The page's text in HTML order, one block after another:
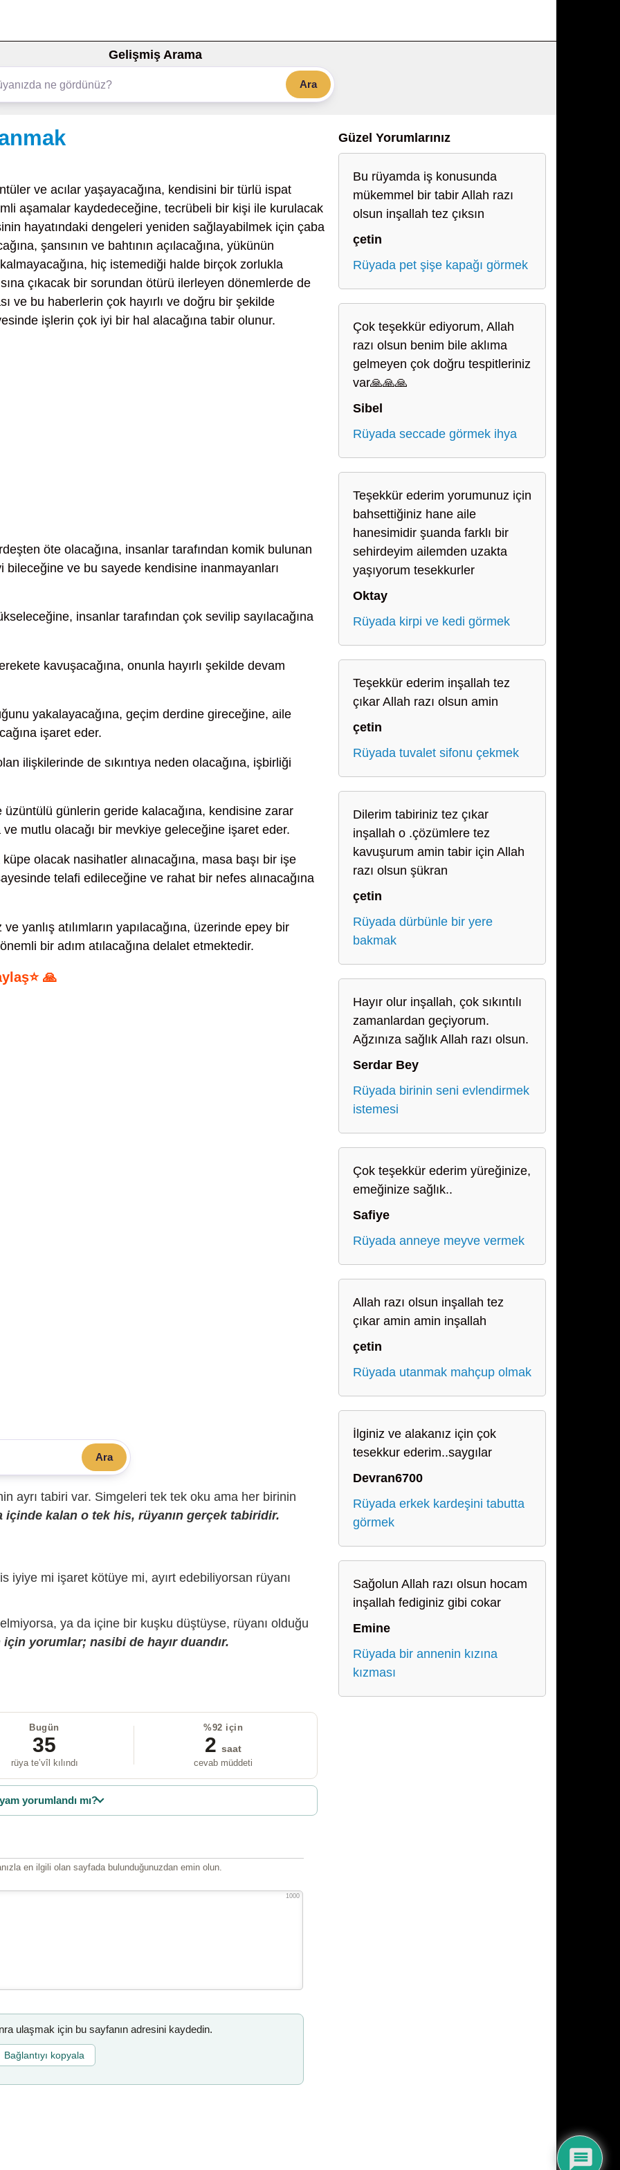
Gelişmiş Arama
Ara
ve acılar yaşayacağına, kendisini bir türlü ispat
aşamalar kaydedeceğine, tecrübeli bir kişi ile kurulacak
hayatındaki dengeleri yeniden sağlayabilmek için çaba
şansının ve bahtının açılacağına, yükünün
hiç istemediği halde birçok zorlukla
çıkacak bir sorundan ötürü ilerleyen dönemlerde de
ve bu haberlerin çok hayırlı ve doğru bir şekilde
işlerin çok iyi bir hal alacağına tabir olunur.
öte olacağına, insanlar tarafından komik bulunan
ve bu sayede kendisine inanmayanları
insanlar tarafından çok sevilip sayılacağına
kavuşacağına, onunla hayırlı şekilde devam
yakalayacağına, geçim derdine gireceğine, aile
işaret eder.
ilişkilerinde de sıkıntıya neden olacağına, işbirliği
üzüntülü günlerin geride kalacağına, kendisine zarar
mutlu olacağı bir mevkiye geleceğine işaret eder.
küpe olacak nasihatler alınacağına, masa başı bir işe
telafi edileceğine ve rahat bir nefes alınacağına
yanlış atılımların yapılacağına, üzerinde epey bir
bir adım atılacağına delalet etmektedir.
🙏
Ara
ayrı tabiri var. Simgeleri tek tek oku ama her birinin
içinde kalan o tek his, rüyanın gerçek tabiridir.
iyiye mi işaret kötüye mi, ayırt edebiliyorsan rüyanı
ya da içine bir kuşku düştüyse, rüyanı olduğu
yorumlar; nasibi de hayır duandır.
Bugün
35
rüya te’vîl kılındı
%92 için
2 saat
cevab müddeti
yorumlandı mı?
en ilgili olan sayfada bulunduğunuzdan emin olun.
1000
ulaşmak için bu sayfanın adresini kaydedin.
Bağlantıyı kopyala
Güzel Yorumlarınız
Bu rüyamda iş konusunda
mükemmel bir tabir Allah razı
olsun inşallah tez çıksın
çetin
Rüyada pet şişe kapağı görmek
Çok teşekkür ediyorum, Allah
razı olsun benim bile aklıma
gelmeyen çok doğru tespitleriniz
var🙏🙏🙏
Sibel
Rüyada seccade görmek ihya
Teşekkür ederim yorumunuz için
bahsettiğiniz hane aile
hanesimidir şuanda farklı bir
sehirdeyim ailemden uzakta
yaşıyorum tesekkurler
Oktay
Rüyada kirpi ve kedi görmek
Teşekkür ederim inşallah tez
çıkar Allah razı olsun amin
çetin
Rüyada tuvalet sifonu çekmek
Dilerim tabiriniz tez çıkar
inşallah o .çözümlere tez
kavuşurum amin tabir için Allah
razı olsun şükran
çetin
Rüyada dürbünle bir yere
bakmak
Hayır olur inşallah, çok sıkıntılı
zamanlardan geçiyorum.
Ağzınıza sağlık Allah razı olsun.
Serdar Bey
Rüyada birinin seni evlendirmek
istemesi
Çok teşekkür ederim yüreğinize,
emeğinize sağlık..
Safiye
Rüyada anneye meyve vermek
Allah razı olsun inşallah tez
çıkar amin amin inşallah
çetin
Rüyada utanmak mahçup olmak
İlginiz ve alakanız için çok
tesekkur ederim..saygılar
Devran6700
Rüyada erkek kardeşini tabutta
görmek
Sağolun Allah razı olsun hocam
inşallah fediginiz gibi cokar
Emine
Rüyada bir annenin kızına
kızması